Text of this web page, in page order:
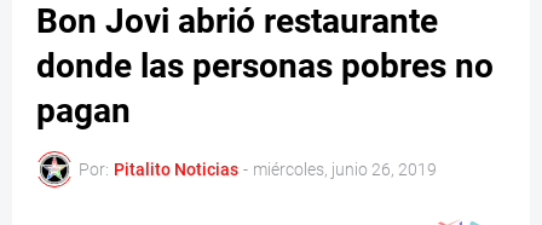
Bon Jovi abrió restaurante
donde las personas pobres no
pagan
Por: Pitalito Noticias - miércoles, junio 26, 2019